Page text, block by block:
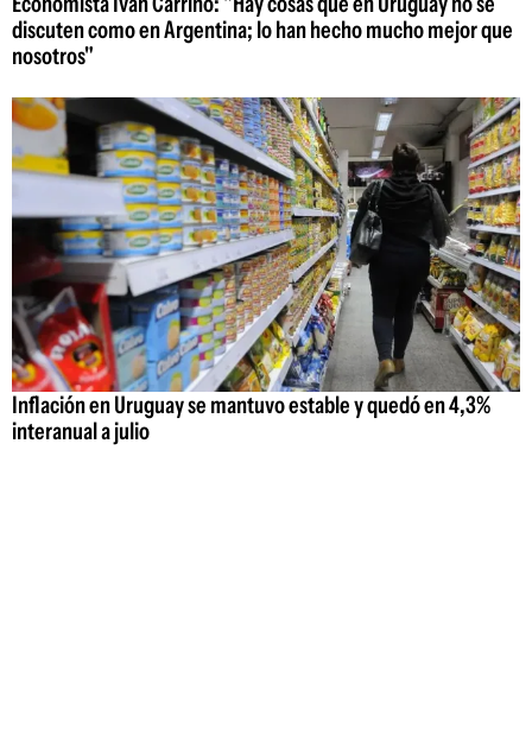
discuten como en Argentina; lo han hecho mucho mejor que
nosotros"
Inflación en Uruguay se mantuvo estable y quedó en 4,3%
interanual a julio